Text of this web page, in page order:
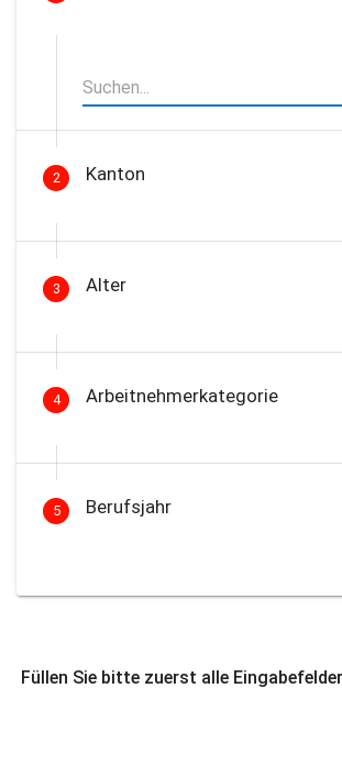
2 Kanton
3 Alter
4 Arbeitnehmerkategorie
5 Berufsjahr
Füllen Sie bitte zuerst alle